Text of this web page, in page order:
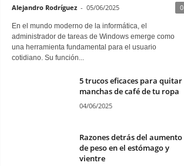
Alejandro Rodríguez - 05/06/2025 0
En el mundo moderno de la informática, el
administrador de tareas de Windows emerge como
una herramienta fundamental para el usuario
cotidiano. Su función...
5 trucos eficaces para quitar
manchas de café de tu ropa
04/06/2025
Razones detrás del aumento
de peso en el estómago y
vientre